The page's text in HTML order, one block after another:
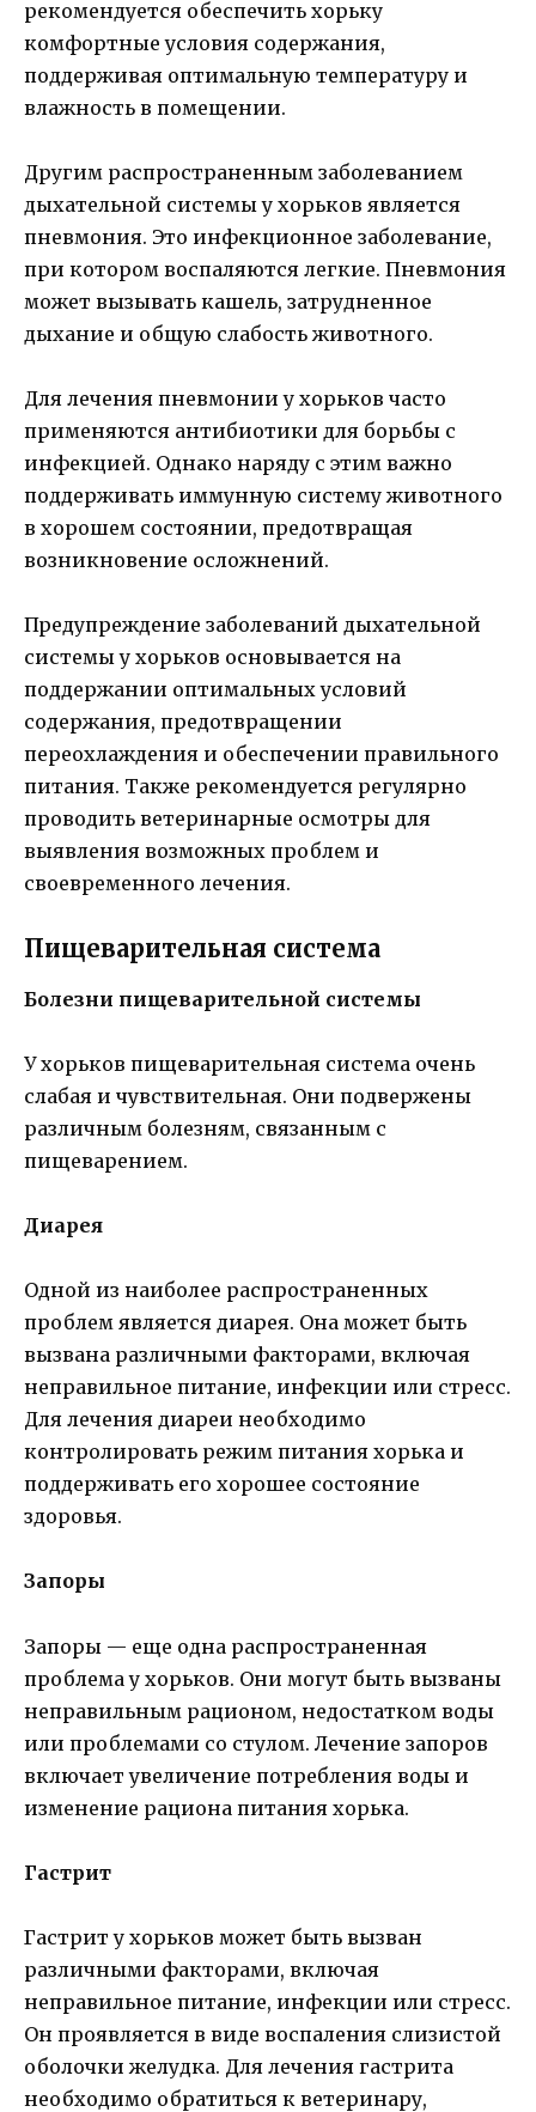
рекомендуется обеспечить хорьку
комфортные условия содержания,
поддерживая оптимальную температуру и
влажность в помещении.
Другим распространенным заболеванием
дыхательной системы у хорьков является
пневмония. Это инфекционное заболевание,
при котором воспаляются легкие. Пневмония
может вызывать кашель, затрудненное
дыхание и общую слабость животного.
Для лечения пневмонии у хорьков часто
применяются антибиотики для борьбы с
инфекцией. Однако наряду с этим важно
поддерживать иммунную систему животного
в хорошем состоянии, предотвращая
возникновение осложнений.
Предупреждение заболеваний дыхательной
системы у хорьков основывается на
поддержании оптимальных условий
содержания, предотвращении
переохлаждения и обеспечении правильного
питания. Также рекомендуется регулярно
проводить ветеринарные осмотры для
выявления возможных проблем и
своевременного лечения.
Пищеварительная система
Болезни пищеварительной системы
У хорьков пищеварительная система очень
слабая и чувствительная. Они подвержены
различным болезням, связанным с
пищеварением.
Диарея
Одной из наиболее распространенных
проблем является диарея. Она может быть
вызвана различными факторами, включая
неправильное питание, инфекции или стресс.
Для лечения диареи необходимо
контролировать режим питания хорька и
поддерживать его хорошее состояние
здоровья.
Запоры
Запоры — еще одна распространенная
проблема у хорьков. Они могут быть вызваны
неправильным рационом, недостатком воды
или проблемами со стулом. Лечение запоров
включает увеличение потребления воды и
изменение рациона питания хорька.
Гастрит
Гастрит у хорьков может быть вызван
различными факторами, включая
неправильное питание, инфекции или стресс.
Он проявляется в виде воспаления слизистой
оболочки желудка. Для лечения гастрита
необходимо обратиться к ветеринару,